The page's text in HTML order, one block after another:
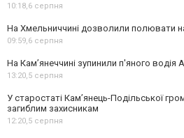
10:18,6 серпня
На Хмельниччині дозволили полювати
09:59,6 серпня
На Камʼянеччині зупинили п'яного водія
13:20,5 серпня
У старостаті Кам’янець-Подільської
загиблим захисникам
12:20,5 серпня